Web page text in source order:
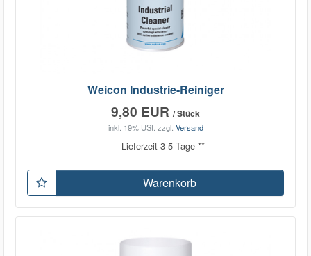
Weicon Industrie-Reiniger
9,80 EUR / Stück
inkl. 19% USt. zzgl. Versand
Lieferzeit 3-5 Tage **
Warenkorb